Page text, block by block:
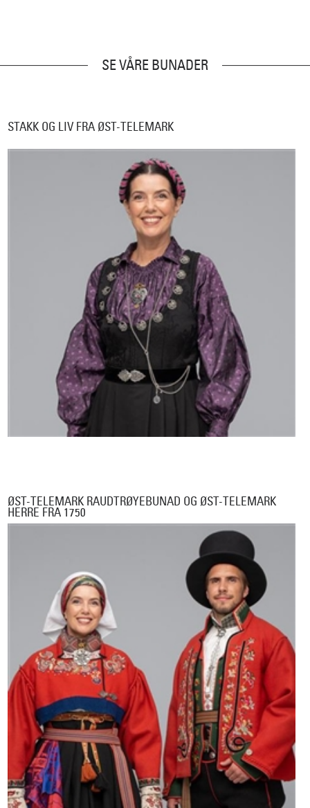
SE VÅRE BUNADER
STAKK OG LIV FRA ØST-TELEMARK
ØST-TELEMARK RAUDTRØYEBUNAD OG ØST-TELEMARK
HERRE FRA 1750